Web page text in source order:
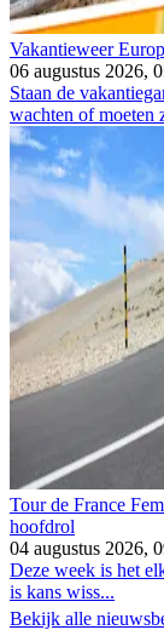
Vakantieweer
06 augustus 2026,
Staan de
wachten of moeten
Tour de France
hoofdrol
04 augustus 2026,
Deze week is het
is kans wiss...
Bekijk alle